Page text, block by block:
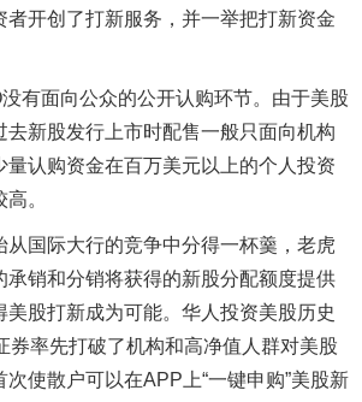
者开创了打新服务，并一举把打新资金
有面向公众的公开认购环节。由于美股
去新股发行上市时配售一般只面向机构
量认购资金在百万美元以上的个人投资
。
从国际大行的竞争中分得一杯羹，老虎
承销和分销将获得的新股分配额度提供
美股打新成为可能。华人投资美股历史
券率先打破了机构和高净值人群对美股
使散户可以在APP上“一键申购”美股新